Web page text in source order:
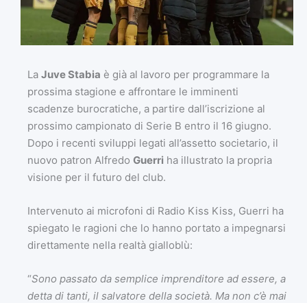
La Juve Stabia è già al lavoro per programmare la
prossima stagione e affrontare le imminenti
scadenze burocratiche, a partire dall’iscrizione al
prossimo campionato di Serie B entro il 16 giugno.
Dopo i recenti sviluppi legati all’assetto societario, il
nuovo patron Alfredo Guerri ha illustrato la propria
visione per il futuro del club.
Intervenuto ai microfoni di Radio Kiss Kiss, Guerri ha
spiegato le ragioni che lo hanno portato a impegnarsi
direttamente nella realtà gialloblù:
“Sono passato da semplice imprenditore ad essere, a
detta di tanti, il salvatore della società. Ma non c’è mai